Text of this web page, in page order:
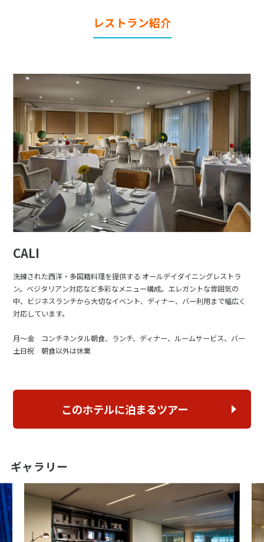
レストラン紹介
CALI
洗練された西洋・多国籍料理を提供する オールデイダイニングレストラ
ン。ベジタリアン対応など多彩なメニュー構成。エレガントな雰囲気の
中、ビジネスランチから大切なイベント、ディナー、バー利用まで幅広く
対応しています。
月～金 コンチネンタル朝食、ランチ、ディナー、ルームサービス、バー
土日祝 朝食以外は休業
このホテルに泊まるツアー
ギャラリー